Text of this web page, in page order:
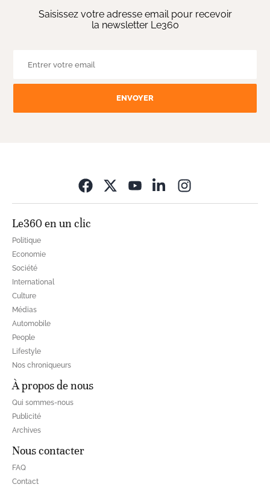
Saisissez votre adresse email pour recevoir
la newsletter Le360
ENVOYER
Le360 en un clic
Politique
Economie
Société
International
Culture
Médias
Automobile
People
Lifestyle
Nos chroniqueurs
À propos de nous
Qui sommes-nous
Publicité
Archives
Nous contacter
FAQ
Contact